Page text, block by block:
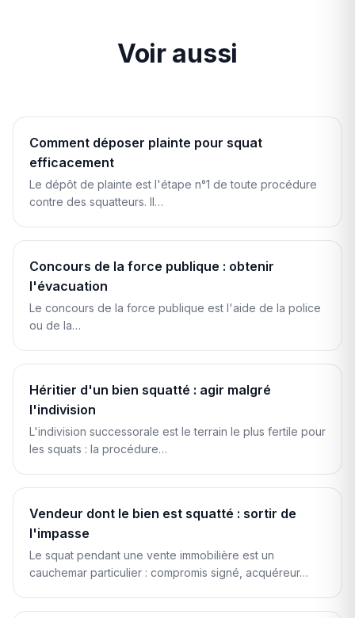
Voir aussi
Comment déposer plainte pour squat
efficacement
Le dépôt de plainte est l'étape n°1 de toute procédure
contre des squatteurs. Il…
Concours de la force publique : obtenir
l'évacuation
Le concours de la force publique est l'aide de la police
ou de la…
Héritier d'un bien squatté : agir malgré
l'indivision
L'indivision successorale est le terrain le plus fertile pour
les squats : la procédure…
Vendeur dont le bien est squatté : sortir de
l'impasse
Le squat pendant une vente immobilière est un
cauchemar particulier : compromis signé, acquéreur…